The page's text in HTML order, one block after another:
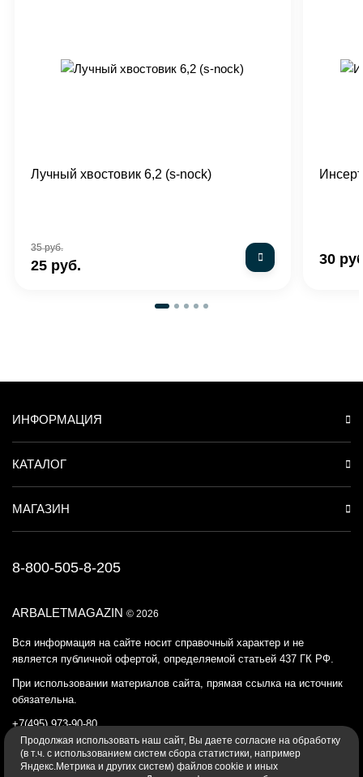
Лучный хвостовик 6,2 (s-nock)
35 руб.
25 руб. 30
ARBALETMAGAZIN © 2026
Вся информация на сайте носит справочный характер и не
является публичной офертой, определяемой статьей 437 ГК РФ.
При использовании материалов сайта, прямая ссылка на источник
обязательна.
+7(495) 973-90-80
Политика конфиденциальности
ИНФОРМАЦИЯ
КАТАЛОГ
МАГАЗИН
8-800-505-8-205
Продолжая использовать наш cайт, Вы даете согласие на обработку
(в т.ч. с использованием систем сбора статистики, например
Яндекс.Метрика и других систем) файлов cookie и иных